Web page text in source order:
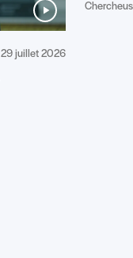
29 juillet 2026